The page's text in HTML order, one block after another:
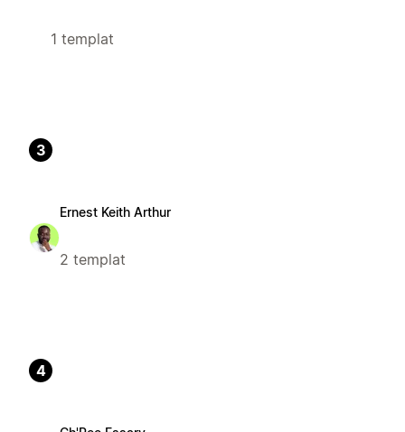
1 templat
3
Ernest Keith Arthur
2 templat
4